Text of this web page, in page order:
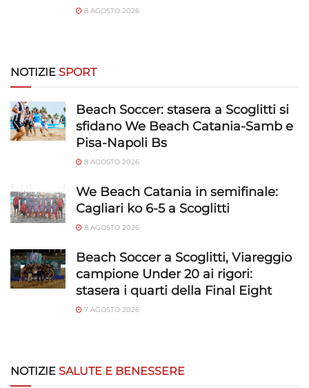
8 AGOSTO 2026
NOTIZIE SPORT
Beach Soccer: stasera a Scoglitti si
sfidano We Beach Catania-Samb e
Pisa-Napoli Bs
8 AGOSTO 2026
We Beach Catania in semifinale:
Cagliari ko 6-5 a Scoglitti
8 AGOSTO 2026
Beach Soccer a Scoglitti, Viareggio
campione Under 20 ai rigori:
stasera i quarti della Final Eight
7 AGOSTO 2026
NOTIZIE SALUTE E BENESSERE